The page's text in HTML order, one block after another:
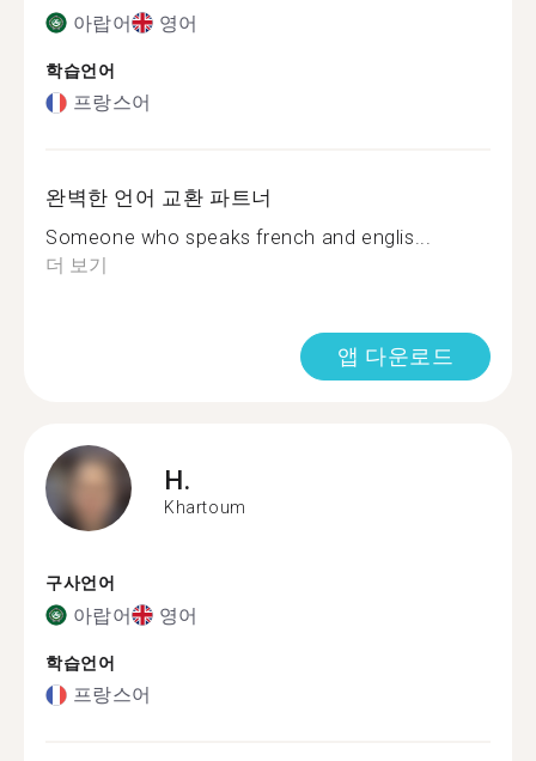
아랍어 영어
학습언어
프랑스어
완벽한 언어 교환 파트너
Someone who speaks french and englis...
더 보기
앱 다운로드
H.
Khartoum
구사언어
아랍어 영어
학습언어
프랑스어